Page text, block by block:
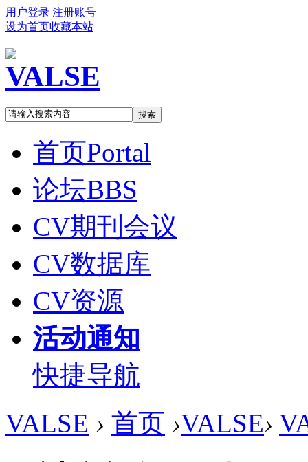
用户登录 注册账号
设为首页收藏本站
搜索
首页Portal
论坛BBS
CV期刊会议
CV数据库
CV资源
活动通知
快捷导航
VALSE › 首页 ›VALSE›